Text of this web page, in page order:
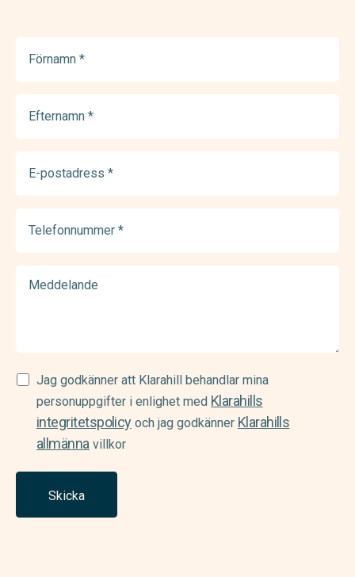
(Required)
(Required)
postadress
(Required)
Samtycke
(Required)
Jag godkänner att Klarahill behandlar mina
personuppgifter i enlighet med Klarahills
integritetspolicyoch jag godkänner Klarahills
allmännavillkor
Skicka